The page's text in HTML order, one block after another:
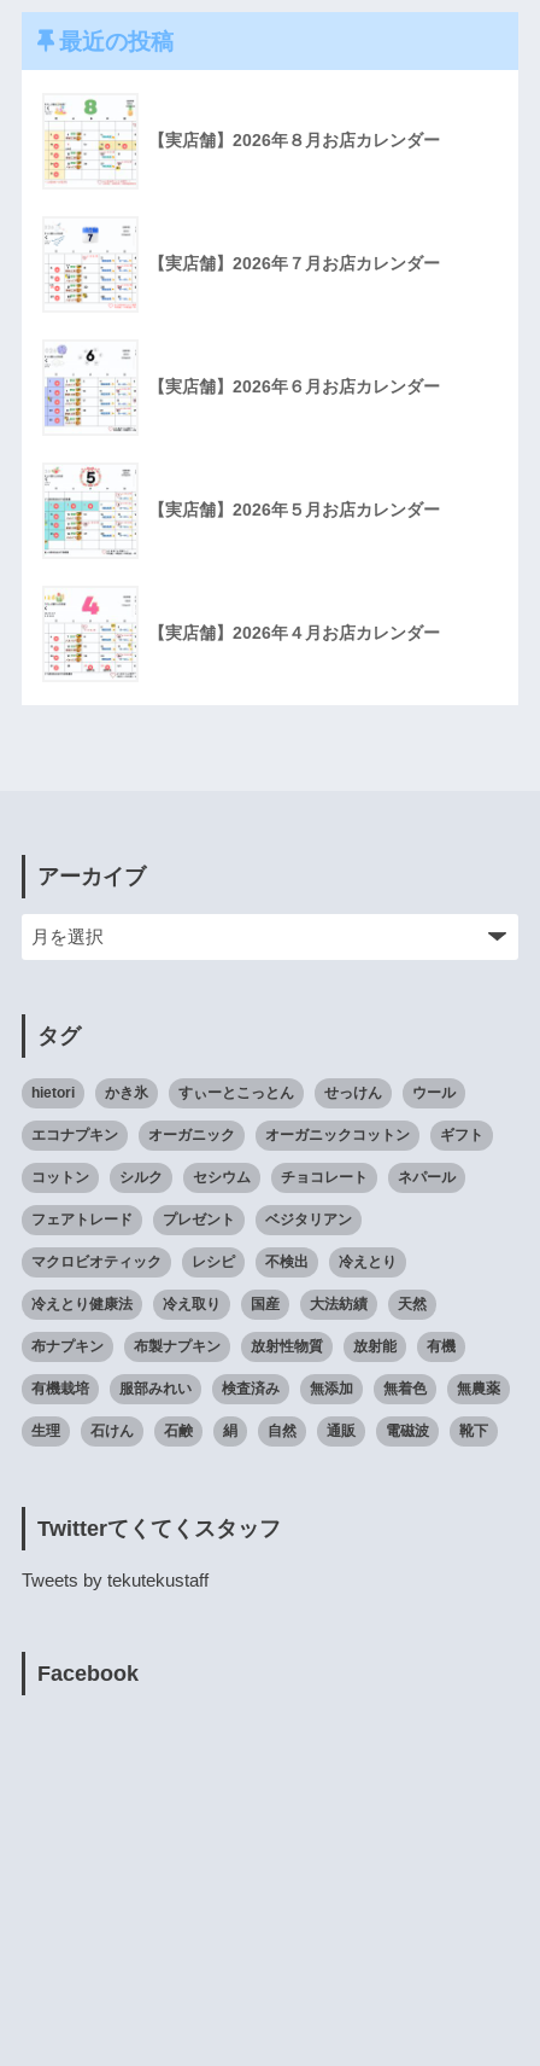
最近の投稿
【実店舗】2026年８月お店カレンダー
【実店舗】2026年７月お店カレンダー
【実店舗】2026年６月お店カレンダー
【実店舗】2026年５月お店カレンダー
【実店舗】2026年４月お店カレンダー
アーカイブ
タグ
hietori かき氷 すぃーとこっとん せっけん ウール
エコナプキン オーガニック オーガニックコットン ギフト
コットン シルク セシウム チョコレート ネパール
フェアトレード プレゼント ベジタリアン
マクロビオティック レシピ 不検出 冷えとり
冷えとり健康法 冷え取り 国産 大法紡績 天然
布ナプキン 布製ナプキン 放射性物質 放射能 有機
有機栽培 服部みれい 検査済み 無添加 無着色 無農薬
生理 石けん 石鹸 絹 自然 通販 電磁波 靴下
Twitterてくてくスタッフ
Tweets by tekutekustaff
Facebook